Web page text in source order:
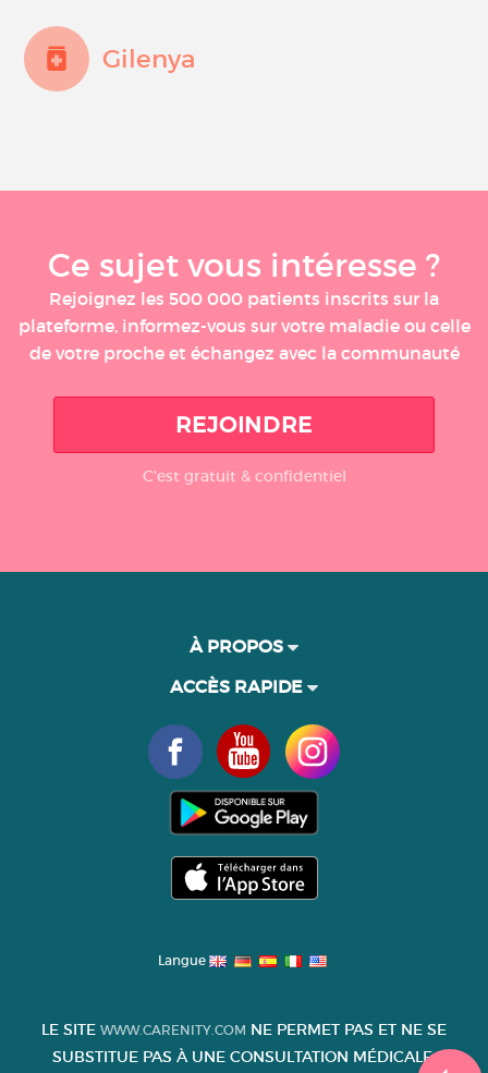
Gilenya
Ce sujet vous intéresse ?
Rejoignez les 500 000 patients inscrits sur la
plateforme, informez-vous sur votre maladie ou celle
de votre proche et échangez avec la communauté
REJOINDRE
C'est gratuit & confidentiel
À PROPOS
ACCÈS RAPIDE
Langue
LE SITE WWW.CARENITY.COM NE PERMET PAS ET NE SE
SUBSTITUE PAS À UNE CONSULTATION MÉDICALE.